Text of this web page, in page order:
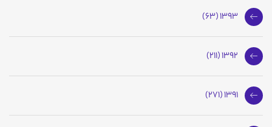
1393 (63)
1392 (211)
1391 (271)